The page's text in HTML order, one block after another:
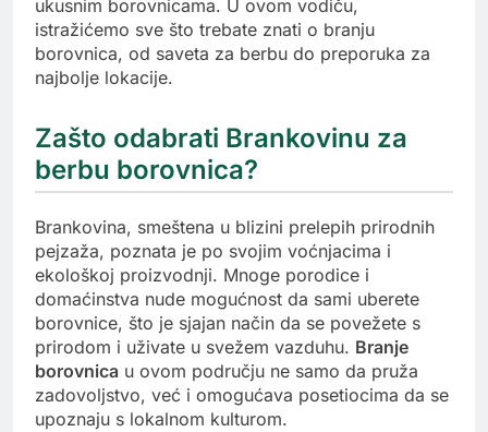
ukusnim borovnicama. U ovom vodiču,
istražićemo sve što trebate znati o branju
borovnica, od saveta za berbu do preporuka za
najbolje lokacije.
Zašto odabrati Brankovinu za
berbu borovnica?
Brankovina, smeštena u blizini prelepih prirodnih
pejzaža, poznata je po svojim voćnjacima i
ekološkoj proizvodnji. Mnoge porodice i
domaćinstva nude mogućnost da sami uberete
borovnice, što je sjajan način da se povežete s
prirodom i uživate u svežem vazduhu. Branje
borovnica u ovom području ne samo da pruža
zadovoljstvo, već i omogućava posetiocima da se
upoznaju s lokalnom kulturom.